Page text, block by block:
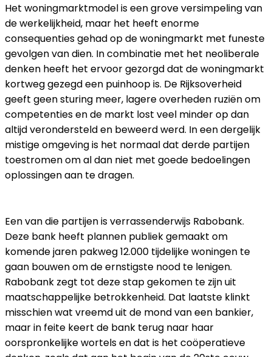
Het woningmarktmodel is een grove versimpeling van
de werkelijkheid, maar het heeft enorme
consequenties gehad op de woningmarkt met funeste
gevolgen van dien. In combinatie met het neoliberale
denken heeft het ervoor gezorgd dat de woningmarkt
kortweg gezegd een puinhoop is. De Rijksoverheid
geeft geen sturing meer, lagere overheden ruziën om
competenties en de markt lost veel minder op dan
altijd verondersteld en beweerd werd. In een dergelijk
mistige omgeving is het normaal dat derde partijen
toestromen om al dan niet met goede bedoelingen
oplossingen aan te dragen.
Een van die partijen is verrassenderwijs Rabobank.
Deze bank heeft plannen publiek gemaakt om
komende jaren pakweg 12.000 tijdelijke woningen te
gaan bouwen om de ernstigste nood te lenigen.
Rabobank zegt tot deze stap gekomen te zijn uit
maatschappelijke betrokkenheid. Dat laatste klinkt
misschien wat vreemd uit de mond van een bankier,
maar in feite keert de bank terug naar haar
oorspronkelijke wortels en dat is het coöperatieve